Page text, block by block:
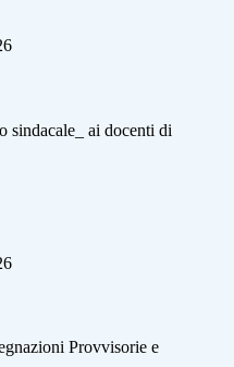
sindacale_ ai docenti di
Provvisorie e